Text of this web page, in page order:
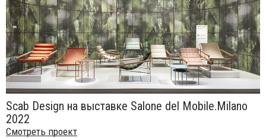
Цена на сайте указана за модель с ножками из окрашенного
в терракотовый цвет алюминия и столешницей белого цвета.
Для уточнения всех возможных вариантов материала
и цвета данного изделия обращайтесь к нашим менеджерам!
Scab Design на выставке Salone del Mobile.Milano
2022
Смотреть проект